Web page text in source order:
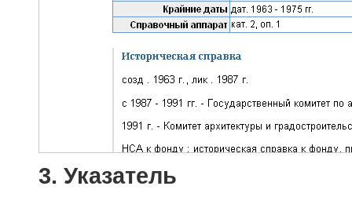
3. Указатель